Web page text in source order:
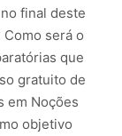
final deste
será o
que
gratuito de
em Noções
objetivo